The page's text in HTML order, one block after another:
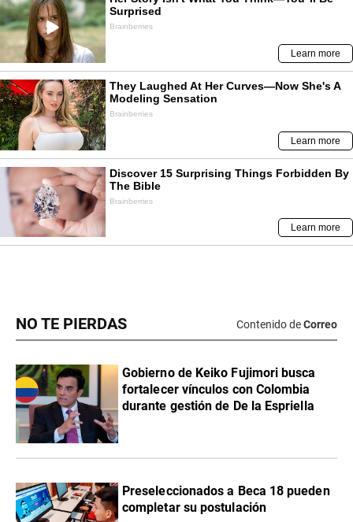
NO TE PIERDAS Contenido deCorreo
Gobierno de Keiko Fujimori busca
fortalecer vínculos con Colombia
durante gestión de De la Espriella
Preseleccionados a Beca 18 pueden
completar su postulación